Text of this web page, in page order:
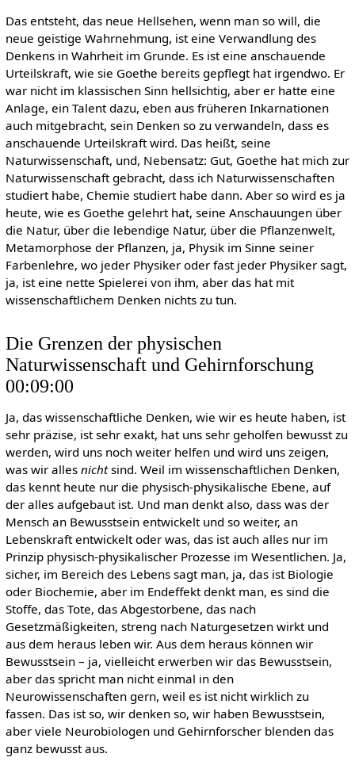
Das entsteht, das neue Hellsehen, wenn man so will, die
neue geistige Wahrnehmung, ist eine Verwandlung des
Denkens in Wahrheit im Grunde. Es ist eine anschauende
Urteilskraft, wie sie Goethe bereits gepflegt hat irgendwo. Er
war nicht im klassischen Sinn hellsichtig, aber er hatte eine
Anlage, ein Talent dazu, eben aus früheren Inkarnationen
auch mitgebracht, sein Denken so zu verwandeln, dass es
anschauende Urteilskraft wird. Das heißt, seine
Naturwissenschaft, und, Nebensatz: Gut, Goethe hat mich zur
Naturwissenschaft gebracht, dass ich Naturwissenschaften
studiert habe, Chemie studiert habe dann. Aber so wird es ja
heute, wie es Goethe gelehrt hat, seine Anschauungen über
die Natur, über die lebendige Natur, über die Pflanzenwelt,
Metamorphose der Pflanzen, ja, Physik im Sinne seiner
Farbenlehre, wo jeder Physiker oder fast jeder Physiker sagt,
ja, ist eine nette Spielerei von ihm, aber das hat mit
wissenschaftlichem Denken nichts zu tun.
Die Grenzen der physischen
Naturwissenschaft und Gehirnforschung
00:09:00
Ja, das wissenschaftliche Denken, wie wir es heute haben, ist
sehr präzise, ist sehr exakt, hat uns sehr geholfen bewusst zu
werden, wird uns noch weiter helfen und wird uns zeigen,
was wir alles nichtsind. Weil im wissenschaftlichen Denken,
das kennt heute nur die physisch-physikalische Ebene, auf
der alles aufgebaut ist. Und man denkt also, dass was der
Mensch an Bewusstsein entwickelt und so weiter, an
Lebenskraft entwickelt oder was, das ist auch alles nur im
Prinzip physisch-physikalischer Prozesse im Wesentlichen. Ja,
sicher, im Bereich des Lebens sagt man, ja, das ist Biologie
oder Biochemie, aber im Endeffekt denkt man, es sind die
Stoffe, das Tote, das Abgestorbene, das nach
Gesetzmäßigkeiten, streng nach Naturgesetzen wirkt und
aus dem heraus leben wir. Aus dem heraus können wir
Bewusstsein – ja, vielleicht erwerben wir das Bewusstsein,
aber das spricht man nicht einmal in den
Neurowissenschaften gern, weil es ist nicht wirklich zu
fassen. Das ist so, wir denken so, wir haben Bewusstsein,
aber viele Neurobiologen und Gehirnforscher blenden das
ganz bewusst aus.